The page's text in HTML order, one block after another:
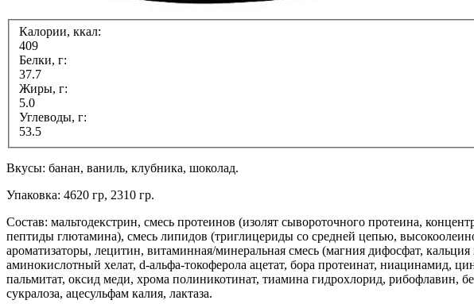
Калории, ккал:
409
Белки, г:
37.7
Жиры, г:
5.0
Углеводы, г:
53.5
Вкусы: банан, ваниль, клубника, шоколад.
Упаковка: 4620 гр, 2310 гр.
Состав: мальтодекстрин, смесь протеинов (изолят сывороточного протеина,
пептиды глютамина), смесь липидов (триглицериды со средней цепью,
ароматизаторы, лецитин, витаминная/минеральная смесь (магния дифосфат,
аминокислотный хелат, d-альфа-токоферола ацетат, бора протеинат, ниацинамид,
пальмитат, оксид меди, хрома полиникотинат, тиамина гидрохлорид, рибофлавин,
сукралоза, ацесульфам калия, лактаза.